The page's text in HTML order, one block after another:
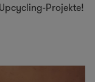
Projekte!